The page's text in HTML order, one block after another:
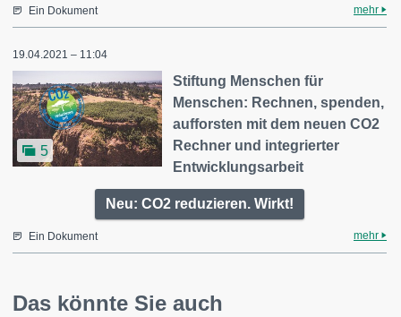
Ein Dokument mehr
19.04.2021 – 11:04
5
Stiftung Menschen für
Menschen: Rechnen, spenden,
aufforsten mit dem neuen CO2
Rechner und integrierter
Entwicklungsarbeit
Neu: CO2 reduzieren. Wirkt!
Ein Dokument mehr
Das könnte Sie auch